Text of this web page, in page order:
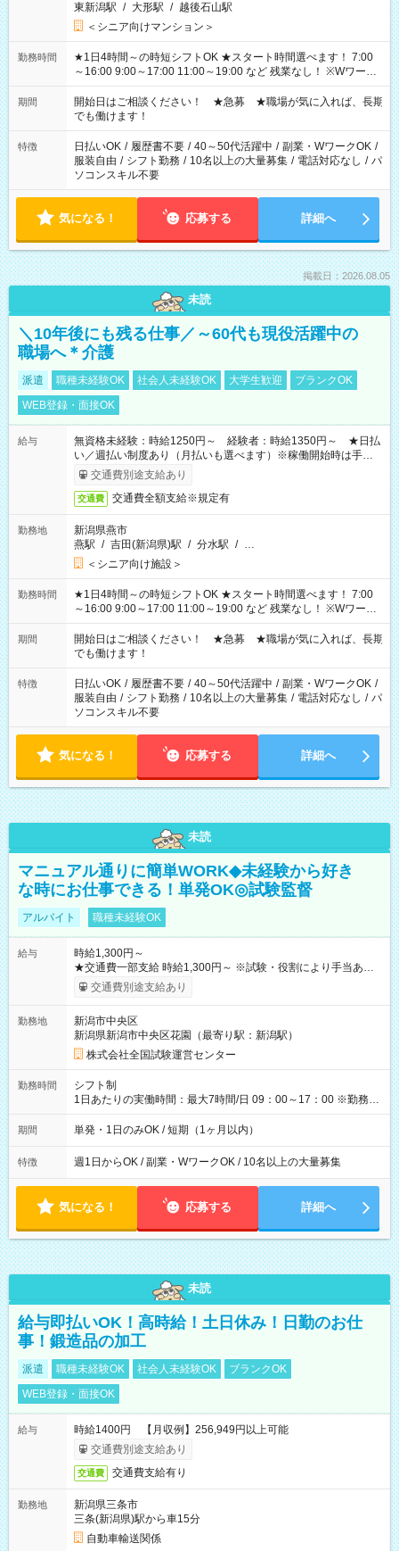
東新潟駅 / 大形駅 / 越後石山駅
＜シニア向けマンション＞
勤務時間
★1日4時間～の時短シフトOK ★スタート時間選べます！ 7:00
～16:00 9:00～17:00 11:00～19:00 など 残業なし！ ※Wワーク
の場合、他のお仕事と合わせ週40時間超の就業はご案内できま
せん ※法令に基づき、週20時間以上勤務は社会保険への加入対
象となります ※労働者派遣法（日雇い派遣の原則禁止）によ
り、短時間・短期間の就業はご案内が難しい場合があります
期間
開始日はご相談ください！ ★急募 ★職場が気に入れば、長期
でも働けます！
特徴 日払いOK / 履歴書不要 / 40～50代活躍中 / 副業・WワークOK /
服装自由 / シフト勤務 / 10名以上の大量募集 / 電話対応なし / パ
ソコンスキル不要
気になる！ 応募する 詳細へ
掲載日：2026.08.05
未読
＼10年後にも残る仕事／～60代も現役活躍中の
職場へ＊介護
派遣 職種未経験OK 社会人未経験OK 大学生歓迎
ブランクOK
WEB登録・面接OK
給与
無資格未経験：時給1250円～ 経験者：時給1350円～ ★日払
い／週払い制度あり（月払いも選べます）※稼働開始時は手続き
完了次第のお支払いとなります。
交通費別途支給あり
交通費 交通費全額支給※規定有
勤務地
新潟県燕市
燕駅 / 吉田(新潟県)駅 / 分水駅 / …
＜シニア向け施設＞
勤務時間
★1日4時間～の時短シフトOK ★スタート時間選べます！ 7:00
～16:00 9:00～17:00 11:00～19:00 など 残業なし！ ※Wワーク
の場合、他のお仕事と合わせ週40時間超の就業はご案内できま
せん ※法令に基づき、週20時間以上勤務は社会保険への加入対
象となります ※労働者派遣法（日雇い派遣の原則禁止）によ
り、短時間・短期間の就業はご案内が難しい場合があります
期間
開始日はご相談ください！ ★急募 ★職場が気に入れば、長期
でも働けます！
特徴 日払いOK / 履歴書不要 / 40～50代活躍中 / 副業・WワークOK /
服装自由 / シフト勤務 / 10名以上の大量募集 / 電話対応なし / パ
ソコンスキル不要
気になる！ 応募する 詳細へ
未読
マニュアル通りに簡単WORK◆未経験から好き
な時にお仕事できる！単発OK◎試験監督
アルバイト 職種未経験OK
給与
時給1,300円～
★交通費一部支給 時給1,300円～ ※試験・役割により手当あり
※勤務回数により昇給あり 【即給（前払い）オプションあ
り！】 希望される場合、勤務から1週間ほどで給与の一部を受け
例】 ・河合塾模擬試験 8:30～17:30（休憩1時間） 時給1,300円
×8時間＝日収10,400円＋交通費 ※当日の役割により時給＋100
円の場合あり ・国家試験 7:00～13:30（休憩なし） 時給1,300
円（役割手当＋100円）×6時間＝日収8,400円＋交通費 【試用期
間】試用期間なし
交通費別途支給あり
勤務地
新潟市中央区
新潟県新潟市中央区花園（最寄り駅：新潟駅）
株式会社全国試験運営センター
勤務時間
シフト制
1日あたりの実働時間：最大7時間/日 09：00～17：00 ※勤務時
間は 試験により異なります。
期間 単発・1日のみOK / 短期（1ヶ月以内）
特徴 週1日からOK / 副業・WワークOK / 10名以上の大量募集
気になる！ 応募する 詳細へ
未読
給与即払いOK！高時給！土日休み！日勤のお仕
事！鍛造品の加工
派遣 職種未経験OK 社会人未経験OK
ブランクOK
WEB登録・面接OK
給与
時給1400円 【月収例】256,949円以上可能
交通費別途支給あり
交通費 交通費支給有り
勤務地
新潟県三条市
三条(新潟県)駅から車15分
自動車輸送関係